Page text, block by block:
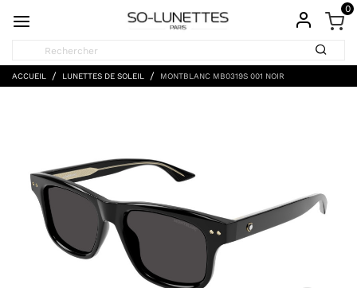
0
ACCUEIL LUNETTES DE SOLEIL MONTBLANC MB0319S 001 NOIR